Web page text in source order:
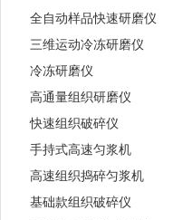
全自动样品快速研磨仪
三维运动冷冻研磨仪
冷冻研磨仪
高通量组织研磨仪
快速组织破碎仪
手持式高速匀浆机
高速组织捣碎匀浆机
基础款组织破碎仪